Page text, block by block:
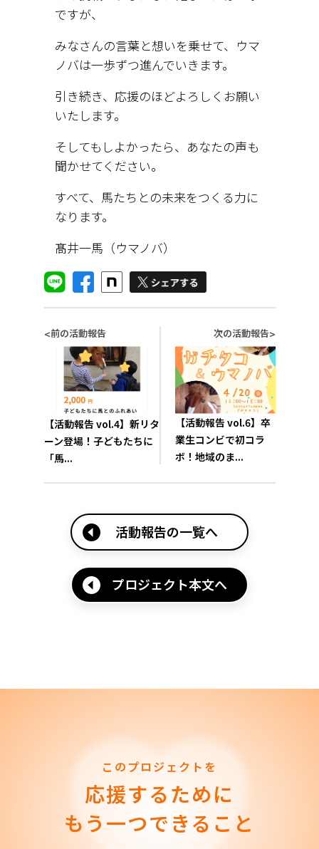
ですが、
みなさんの言葉と想いを乗せて、ウマ
ノバは一歩ずつ進んでいきます。
引き続き、応援のほどよろしくお願い
いたします。
そしてもしよかったら、あなたの声も
聞かせてください。
すべて、馬たちとの未来をつくる力に
なります。
髙井一馬（ウマノバ）
<前の活動報告
【活動報告 vol.4】新リタ
ーン登場！子どもたちに
「馬...
【活動報告 vol.6】卒
業生コンビで初コラ
ボ！地域のま...
次の活動報告>
活動報告の一覧へ
プロジェクト本文へ
このプロジェクトを
応援するために
もう一つできること